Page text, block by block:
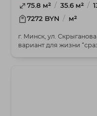
75.8 м² / 35.6 м² /
7272 BYN / м²
г. Минск, ул.
вариант для жизни